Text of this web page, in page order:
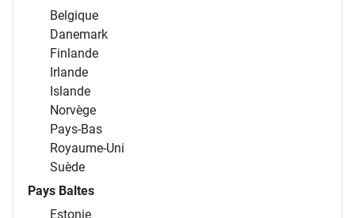
République tchèque
Slovaquie
Europe du Nord
Belgique
Danemark
Finlande
Irlande
Islande
Norvège
Pays-Bas
Royaume-Uni